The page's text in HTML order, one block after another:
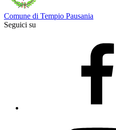
Comune di Tempio Pausania
Seguici su